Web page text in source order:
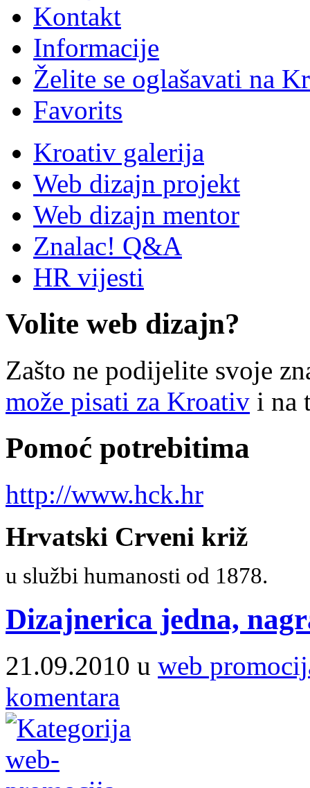
Kontakt
Informacije
Želite se oglašavati na
Favorits
Kroativ galerija
Web dizajn projekt
Web dizajn mentor
Znalac! Q&A
HR vijesti
Volite web dizajn?
Zašto ne podijelite svoje
može pisati za Kroativ i na
Pomoć potrebitima
http://www.hck.hr
Hrvatski Crveni križ
u službi humanosti od 1878.
Dizajnerica jedna,
21.09.2010 u web
komentara